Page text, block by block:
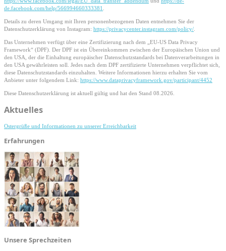
de.facebook.com/help/566994660333381
Details zu deren Umgang mit Ihren personenbezogenen Daten entnehmen Sie der
Datenschutzerklärung von Instagram: https://privacycenter.instagram.com/policy/
Das Unternehmen verfügt über eine Zertifizierung nach dem „EU-US Data Privacy
Framework“ (DPF). Der DPF ist ein Übereinkommen zwischen der Europäischen Union und
den USA, der die Einhaltung europäischer Datenschutzstandards bei Datenverarbeitungen in
den USA gewährleisten soll. Jedes nach dem DPF zertifizierte Unternehmen verpflichtet sich,
diese Datenschutzstandards einzuhalten. Weitere Informationen hierzu erhalten Sie vom
Anbieter unter folgendem Link: https://www.dataprivacyframework.gov/participant/4452
Diese Datenschutzerklärung ist aktuell gültig und hat den Stand 08.2026.
Primary
Aktuelles
Ostergrüße und Informationen zu unserer Erreichbarkeit
Erfahrungen
Unsere Sprechzeiten